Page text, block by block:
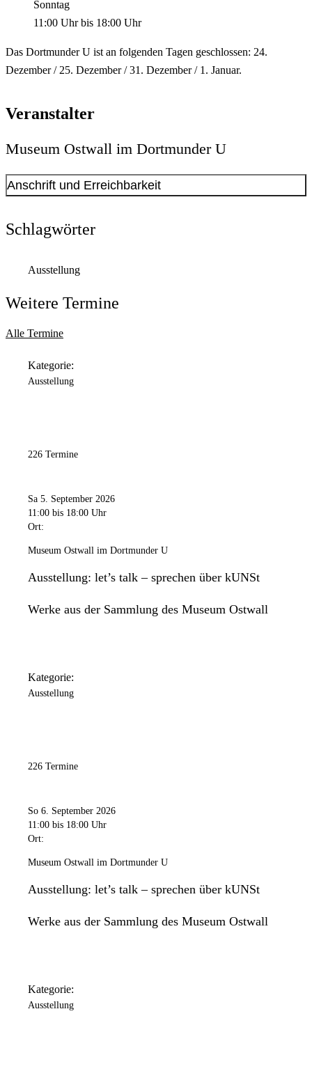
Sonntag
11:00 Uhrbis 18:00 Uhr
Das Dortmunder U ist an folgenden Tagen geschlossen: 24.
Dezember / 25. Dezember / 31. Dezember / 1. Januar.
Veranstalter
Museum Ostwall im Dortmunder U
Anschrift und Erreichbarkeit
Anschrift
Montag
Geschlossen
11:00 Uhr
Mittwoch
Freitag
11:00 Uhrbis18:00 Uhr
Sonntag
11:00 Uhr bis 18:00 Uhr
Das Dortmunder U ist an folgenden Tagen geschlossen: 24.
Schlagwörter
Ausstellung
Weitere Termine
Alle Termine
Kategorie:
Ausstellung
226 Termine
Sa 5. September 2026
11:00 bis 18:00 Uhr
Ort:
Museum Ostwall im Dortmunder U
Ausstellung: let’s talk – sprechen über kUNSt
Werke aus der Sammlung des Museum Ostwall
Kategorie:
Ausstellung
226 Termine
So 6. September 2026
11:00 bis 18:00 Uhr
Ort:
Museum Ostwall im Dortmunder U
Ausstellung: let’s talk – sprechen über kUNSt
Werke aus der Sammlung des Museum Ostwall
Kategorie:
Ausstellung